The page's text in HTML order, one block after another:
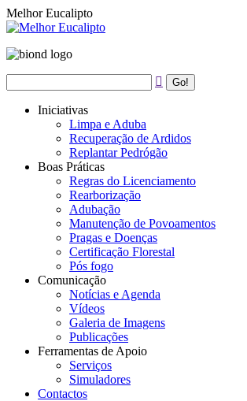
Melhor Eucalipto
Iniciativas
Limpa e Aduba
Recuperação de Ardidos
Replantar Pedrógão
Boas Práticas
Regras do Licenciamento
Rearborização
Adubação
Manutenção de Povoamentos
Pragas e Doenças
Certificação Florestal
Pós fogo
Comunicação
Notícias e Agenda
Vídeos
Galeria de Imagens
Publicações
Ferramentas de Apoio
Serviços
Simuladores
Contactos